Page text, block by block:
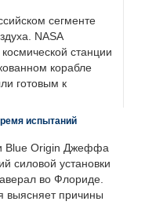
сегменте
NASA
станции
корабле
готовым к
испытаний
Blue Origin Джеффа
силовой установки
во Флориде.
причины